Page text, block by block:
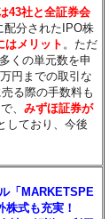
43社と全証券会
配分されたIPO株
はメリット 。ただ
くの単元数を申
円までの取引な
る際の手数料も
、みずほ証券が
しており、今後
「MARKETSPE
式も充実！